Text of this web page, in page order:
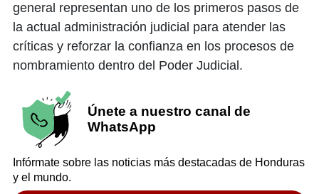
general representan uno de los primeros pasos de
la actual administración judicial para atender las
críticas y reforzar la confianza en los procesos de
nombramiento dentro del Poder Judicial.
Únete a nuestro canal de
WhatsApp
Infórmate sobre las noticias más destacadas de Honduras
y el mundo.